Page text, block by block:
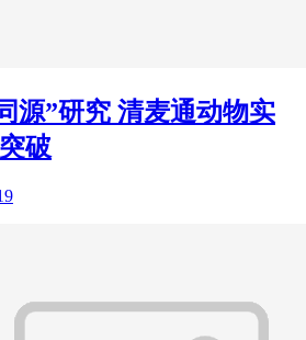
源”研究 清麦通动物实
破